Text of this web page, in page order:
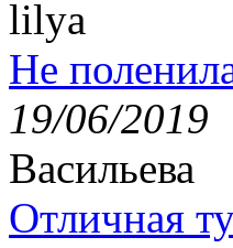
lilya
Не
19/06/2019
Васильева
Отличная